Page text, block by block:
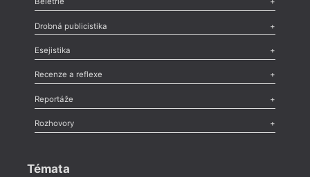
Poezie,Próza,Dokumenty
Drobná publicistika
Odlesk
Nekrolog,Glosa,Sloupek,Pozvánka,Literární soutěž,
Esejistika
Esej ,Pádlo,Úvaha
Recenze a reflexe
Recenze
Méně slov o próze,Celá rubrika
Reportáže
Literární zítřky
Celá rubrika
Rozhovory
Témata